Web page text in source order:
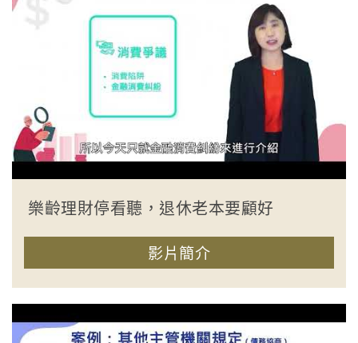
樂齡理財停看聽，退休老本要顧好
影片簡介
收合簡介